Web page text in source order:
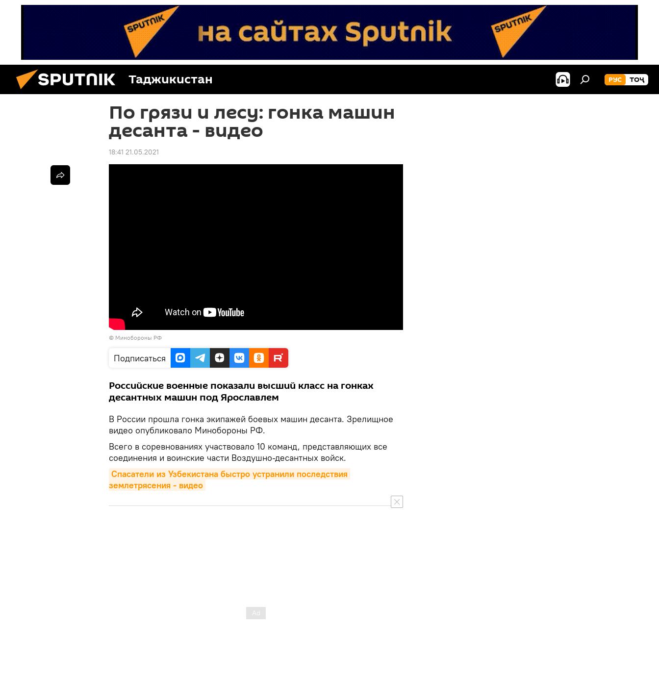
Таджикистан РУС ТОҶ
По грязи и лесу: гонка машин
десанта - видео
18:41 21.05.2021
© Минобороны РФ
Подписаться
Российские военные показали высший класс на гонках
десантных машин под Ярославлем
В России прошла гонка экипажей боевых машин десанта. Зрелищное
видео опубликовало Минобороны РФ.
Всего в соревнованиях участвовало 10 команд, представляющих все
соединения и воинские части Воздушно-десантных войск.
Спасатели из Узбекистана быстро устранили последствия
землетрясения - видео